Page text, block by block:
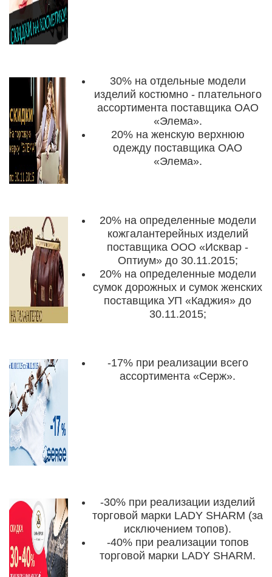
30%на отдельные модели
изделий костюмно - плательного
ассортимента поставщика ОАО
«Элема».
20%на женскую верхнюю
одежду поставщика ОАО
«Элема».
20%на определенные модели
кожгалантерейных изделий
поставщика ООО «Исквар -
Оптиум» до 30.11.2015;
20%на определенные модели
сумок дорожных и сумок женских
поставщика УП «Каджия» до
30.11.2015;
-17%при реализации всего
ассортимента «Серж».
-30% при реализации изделий
торговой марки LADY SHARM (за
исключением топов).
-40%при реализации топов
торговой марки LADY SHARM.